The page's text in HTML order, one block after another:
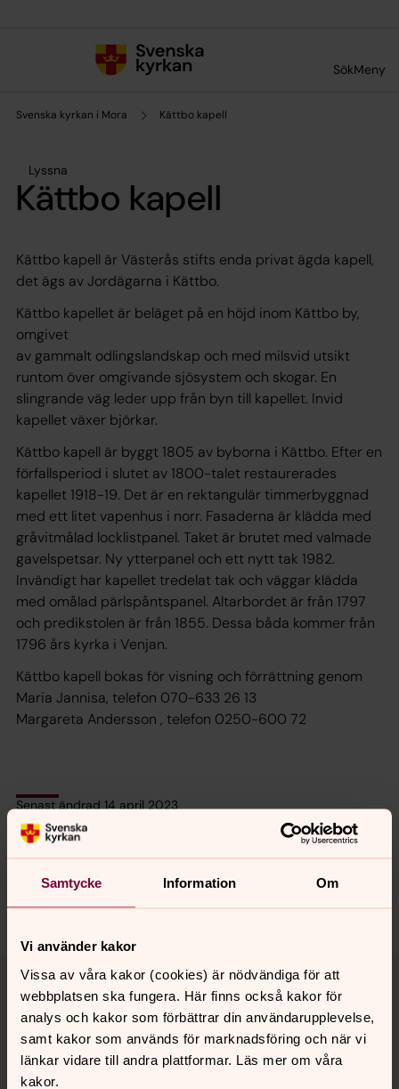
Samtycke Information Om
Vi använder kakor
Vissa av våra kakor (cookies) är nödvändiga för att
webbplatsen ska fungera. Här finns också kakor för
analys och kakor som förbättrar din användarupplevelse,
samt kakor som används för marknadsföring och när vi
länkar vidare till andra plattformar. Läs mer om våra
kakor.
SökMeny
Svenska kyrkan i Mora Kättbo kapell
Lyssna
Kättbo kapell
Kättbo kapell är Västerås stifts enda privat ägda kapell,
det ägs av Jordägarna i Kättbo.
Kättbo kapellet är beläget på en höjd inom Kättbo by,
omgivet
av gammalt odlingslandskap och med milsvid utsikt
runtom över omgivande sjösystem och skogar. En
slingrande väg leder upp från byn till kapellet. Invid
kapellet växer björkar.
Kättbo kapell är byggt 1805 av byborna i Kättbo. Efter en
förfallsperiod i slutet av 1800-talet restaurerades
kapellet 1918-19. Det är en rektangulär timmerbyggnad
med ett litet vapenhus i norr. Fasaderna är klädda med
gråvitmålad locklistpanel. Taket är brutet med valmade
gavelspetsar. Ny ytterpanel och ett nytt tak 1982.
Invändigt har kapellet tredelat tak och väggar klädda
med omålad pärlspåntspanel. Altarbordet är från 1797
och predikstolen är från 1855. Dessa båda kommer från
1796 års kyrka i Venjan.
Kättbo kapell bokas för visning och förrättning genom
Maria Jannisa, telefon 070-633 26 13
Margareta Andersson , telefon 0250-600 72
Senast ändrad 14 april 2023
Synpunkter eller frågor på sidans
innehåll?
mora.forsamling@svenskakyrkan.se
Dela
Kontakt